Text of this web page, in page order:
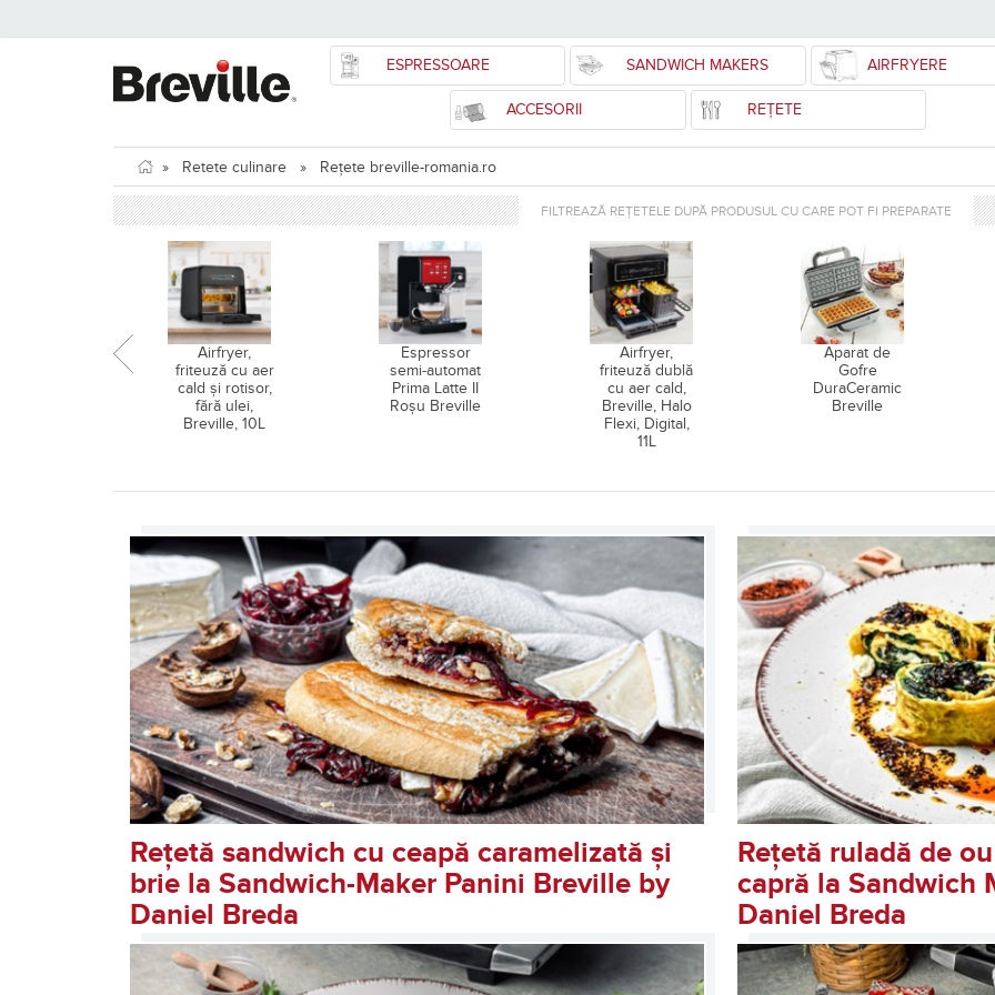
ESPRESSOARE SANDWICH MAKERS AIRFRYERE
ACCESORII REȚETE
» Retete culinare » Rețete breville-romania.ro
FILTREAZĂ REȚETELE DUPĂ PRODUSUL CU CARE POT FI PREPARATE
Airfryer,
friteuză cu aer
cald și rotisor,
fără ulei,
Breville, 10L
Espressor
semi-automat
Prima Latte II
Roșu Breville
Airfryer,
friteuză dublă
cu aer cald,
Breville, Halo
Flexi, Digital,
11L
Aparat de
Gofre
DuraCeramic
Breville
Retete pentru Breville Panini Sandwich Maker
Rețetă sandwich cu ceapă caramelizată și
brie la Sandwich-Maker Panini Breville by
Daniel Breda
Rețetă ruladă de
capră la Sandwich
Daniel Breda